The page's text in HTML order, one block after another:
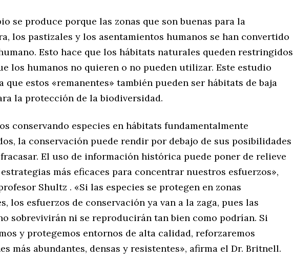
se produce porque las zonas que son buenas para la
los pastizales y los asentamientos humanos se han convertido
Esto hace que los hábitats naturales queden restringidos
los humanos no quieren o no pueden utilizar. Este estudio
que estos «remanentes» también pueden ser hábitats de baja
la protección de la biodiversidad.
conservando especies en hábitats fundamentalmente
la conservación puede rendir por debajo de sus posibilidades
El uso de información histórica puede poner de relieve
más eficaces para concentrar nuestros esfuerzos»,
Shultz . «Si las especies se protegen en zonas
los esfuerzos de conservación ya van a la zaga, pues las
sobrevivirán ni se reproducirán tan bien como podrían. Si
y protegemos entornos de alta calidad, reforzaremos
más abundantes, densas y resistentes», afirma el Dr. Britnell.